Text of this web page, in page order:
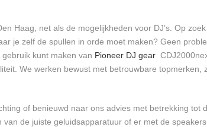
Haag, net als de mogelijkheden voor DJ’s. Op
je zelf de spullen in orde moet maken? Geen
kunt maken van Pioneer DJ gear
We werken bewust met betrouwbare topmerken,
of benieuwd naar ons advies met betrekking tot
de juiste geluidsapparatuur of er met de